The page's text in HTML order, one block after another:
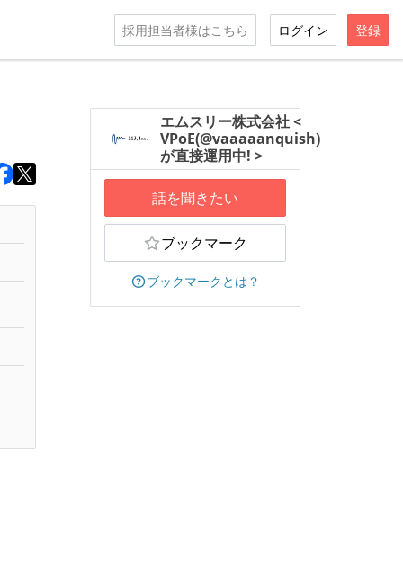
採用担当者様はこちら ログイン 登録
エムスリー株式会社 <
VPoE(@vaaaaanquish)
が直接運用中! >
話を聞きたい
ブックマーク
ブックマークとは？